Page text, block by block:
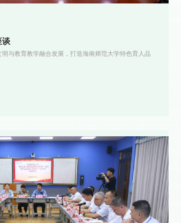
谈
与教育教学融合发展，打造海南师范大学特色育人品